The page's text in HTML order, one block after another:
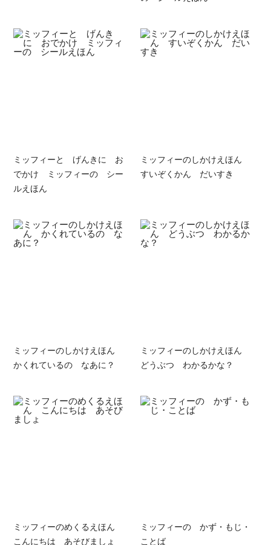
ミッフィーと げんきに お
でかけ ミッフィーの シー
ルえほん
ミッフィーのしかけえほん
すいぞくかん だいすき
ミッフィーのしかけえほん
かくれているの なあに？
ミッフィーのしかけえほん
どうぶつ わかるかな？
ミッフィーのめくるえほん
こんにちは あそびましょ
ミッフィーの かず・もじ・
ことば